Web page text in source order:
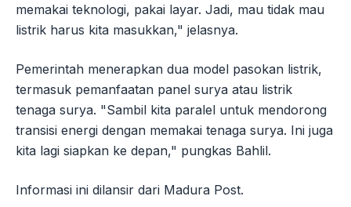
memakai teknologi, pakai layar. Jadi, mau tidak mau
listrik harus kita masukkan," jelasnya.
Pemerintah menerapkan dua model pasokan listrik,
termasuk pemanfaatan panel surya atau listrik
tenaga surya. "Sambil kita paralel untuk mendorong
transisi energi dengan memakai tenaga surya. Ini juga
kita lagi siapkan ke depan," pungkas Bahlil.
Informasi ini dilansir dari Madura Post.